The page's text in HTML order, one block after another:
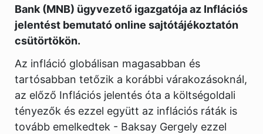
Bank (MNB) ügyvezető igazgatója az Inflációs
jelentést bemutató online sajtótájékoztatón
csütörtökön.
Az infláció globálisan magasabban és
tartósabban tetőzik a korábbi várakozásoknál,
az előző Inflációs jelentés óta a költségoldali
tényezők és ezzel együtt az inflációs ráták is
tovább emelkedtek - Baksay Gergely ezzel